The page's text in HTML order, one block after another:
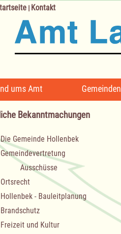
ums Amt Gemeinden
| Kontakt
Bekanntmachungen
Die Gemeinde Hollenbek
Gemeindevertretung
Ausschüsse
Ortsrecht
Hollenbek - Bauleitplanung
Brandschutz
Freizeit und Kultur